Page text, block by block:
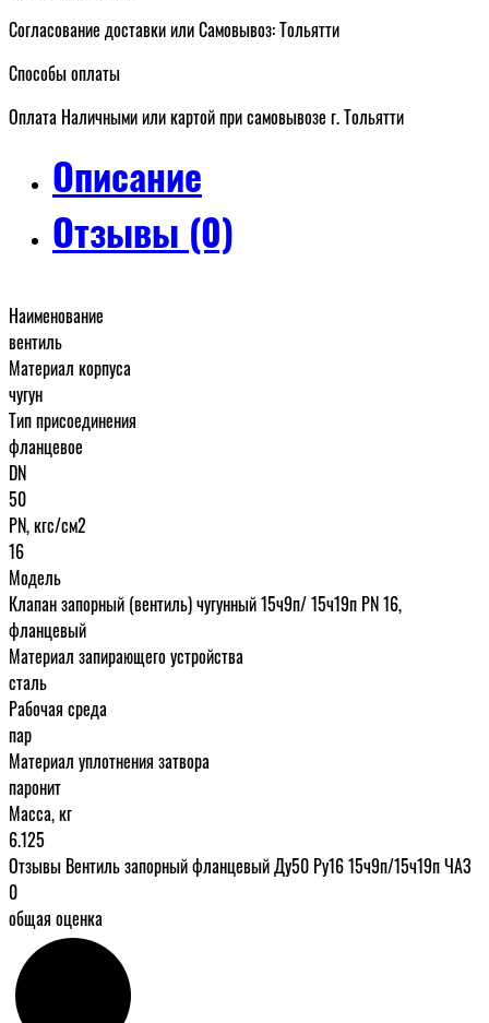
Согласование доставки или Самовывоз: Тольятти
Способы оплаты
Оплата Наличными или картой при самовывозе г. Тольятти
Описание
Отзывы (0)
Наименование
вентиль
Материал корпуса
чугун
Тип присоединения
фланцевое
DN
50
PN, кгс/см2
16
Модель
Клапан запорный (вентиль) чугунный 15ч9п/ 15ч19п PN 16,
фланцевый
Материал запирающего устройства
сталь
Рабочая среда
пар
Материал уплотнения затвора
паронит
Масса, кг
6.125
Отзывы Вентиль запорный фланцевый Ду50 Ру16 15ч9п/15ч19п ЧАЗ
0
общая оценка